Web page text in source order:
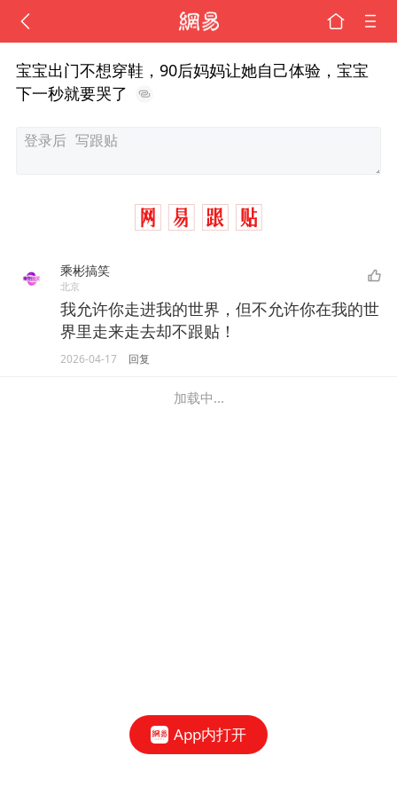
宝宝出门不想穿鞋，90后妈妈让她自己体验，宝宝
下一秒就要哭了
乘彬搞笑
北京
我允许你走进我的世界，但不允许你在我的世
界里走来走去却不跟贴！
2026-04-17 回复
加载中...
App内打开